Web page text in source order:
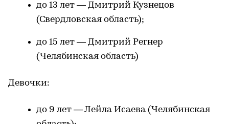
до 13 лет — Дмитрий Кузнецов
(Свердловская область);
до 15 лет — Дмитрий Регнер
(Челябинская область)
Девочки:
до 9 лет — Лейла Исаева (Челябинская